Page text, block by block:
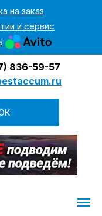
на заказ
и сервис
836-59-57